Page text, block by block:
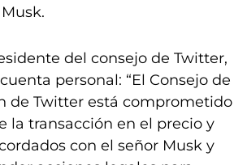
del consejo de Twitter,
personal: “El Consejo de
de Twitter está comprometido
la transacción en el precio y
con el señor Musk y